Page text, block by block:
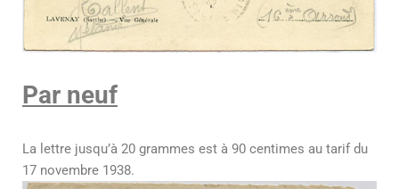
Par neuf
La lettre jusqu’à 20 grammes est à 90 centimes au tarif du
17 novembre 1938.